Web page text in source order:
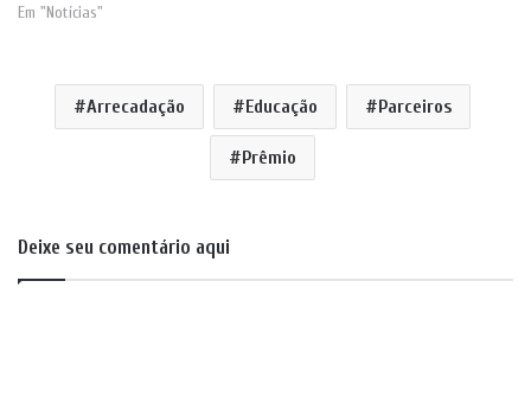
Em "Notícias"
Arrecadação Educação Parceiros
Prêmio
Deixe seu comentário aqui